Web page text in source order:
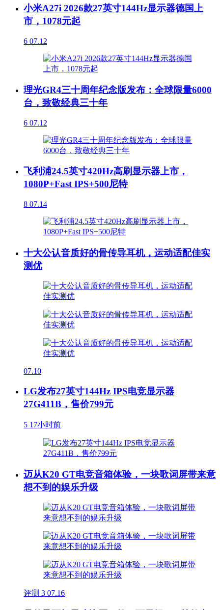
小米A27i 2026款27英寸144Hz显示器德国上
市，1078元起
6 07.12
理光GR4三十周年纪念版发布：全球限量6000
台，致敬经典三十年
6 07.12
飞利浦24.5英寸420Hz高刷显示器上市，
1080P+Fast IPS+500尼特
8 07.14
十大公认音质好的骨传导耳机，运动适配佳实
测优
07.10
LG发布27英寸144Hz IPS电竞显示器
27G411B，售价799元
5 17小时前
迈从K20 GT电竞音箱体验，一块歌词屏带来意
想不到的娱乐升级
评测 3 07.16